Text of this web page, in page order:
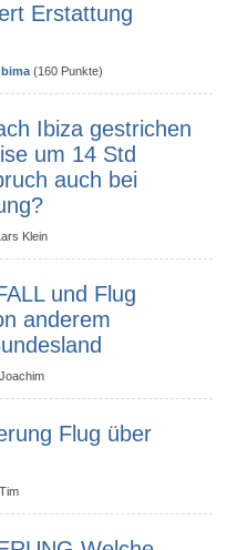
Erstattung
bima (160 Punkte)
Ibiza gestrichen
um 14 Std
auch bei
Klein
und Flug
anderem
Joachim
Flug über
Tim